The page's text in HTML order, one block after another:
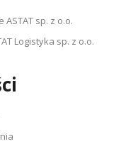
sp. z o.o.
Logistyka sp. z o.o.